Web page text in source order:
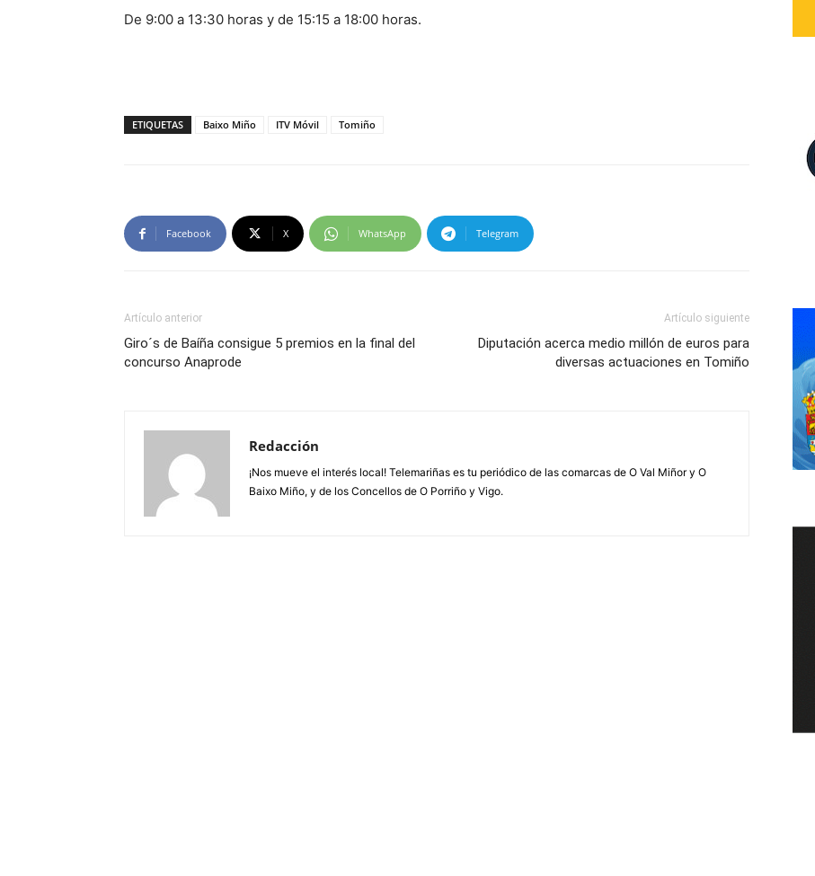
De 9:00 a 13:30 horas y de 15:15 a 18:00 horas.
ETIQUETAS Baixo Miño ITV Móvil Tomiño
Facebook X WhatsApp Telegram
Artículo anterior
Giro´s de Baíña consigue 5 premios en la final del
concurso Anaprode
Artículo siguiente
Diputación acerca medio millón de euros para
diversas actuaciones en Tomiño
Redacción
¡Nos mueve el interés local! Telemariñas es tu periódico de las comarcas de O Val Miñor y O
Baixo Miño, y de los Concellos de O Porriño y Vigo.